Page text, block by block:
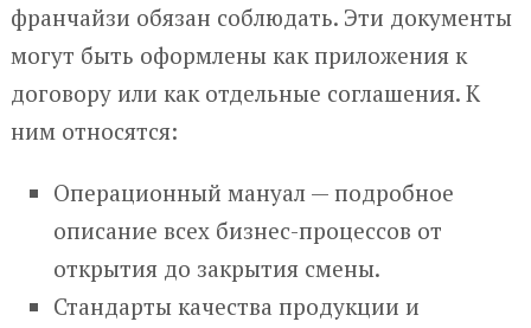
франчайзи обязан соблюдать. Эти документы
могут быть оформлены как приложения к
договору или как отдельные соглашения. К
ним относятся:
Операционный мануал — подробное
описание всех бизнес-процессов от
открытия до закрытия смены.
Стандарты качества продукции и